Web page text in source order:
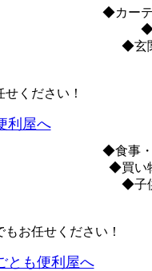
◆カー
◆
◆玄
ください！
利屋へ
◆食事
◆買い
◆子
お任せください！
とも便利屋へ